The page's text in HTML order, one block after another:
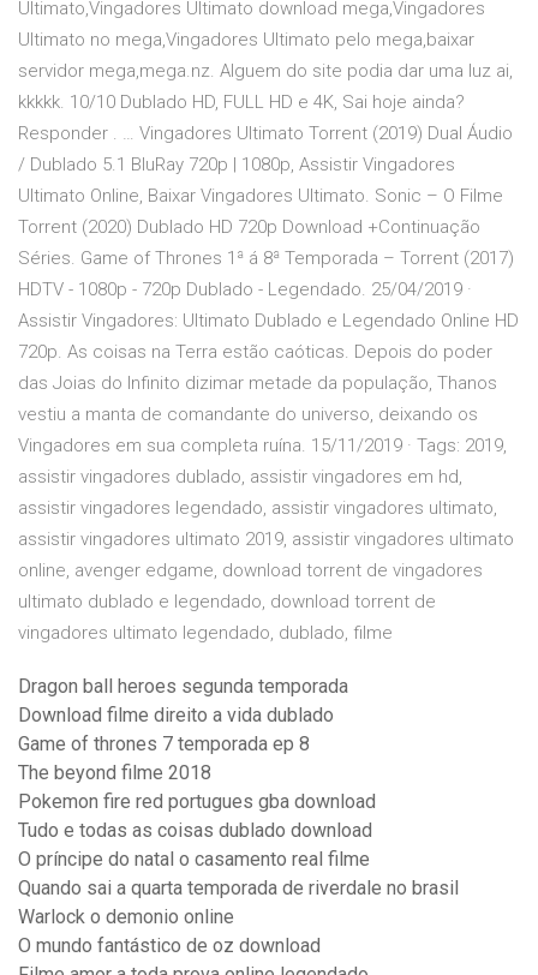
Ultimato,Vingadores Ultimato download mega,Vingadores
Ultimato no mega,Vingadores Ultimato pelo mega,baixar
servidor mega,mega.nz. Alguem do site podia dar uma luz ai,
kkkkk. 10/10 Dublado HD, FULL HD e 4K, Sai hoje ainda?
Responder . … Vingadores Ultimato Torrent (2019) Dual Áudio
/ Dublado 5.1 BluRay 720p | 1080p, Assistir Vingadores
Ultimato Online, Baixar Vingadores Ultimato. Sonic – O Filme
Torrent (2020) Dublado HD 720p Download +Continuação
Séries. Game of Thrones 1ª á 8ª Temporada – Torrent (2017)
HDTV - 1080p - 720p Dublado - Legendado. 25/04/2019 ·
Assistir Vingadores: Ultimato Dublado e Legendado Online HD
720p. As coisas na Terra estão caóticas. Depois do poder
das Joias do Infinito dizimar metade da população, Thanos
vestiu a manta de comandante do universo, deixando os
Vingadores em sua completa ruína. 15/11/2019 · Tags: 2019,
assistir vingadores dublado, assistir vingadores em hd,
assistir vingadores legendado, assistir vingadores ultimato,
assistir vingadores ultimato 2019, assistir vingadores ultimato
online, avenger edgame, download torrent de vingadores
ultimato dublado e legendado, download torrent de
vingadores ultimato legendado, dublado, filme
Dragon ball heroes segunda temporada
Download filme direito a vida dublado
Game of thrones 7 temporada ep 8
The beyond filme 2018
Pokemon fire red portugues gba download
Tudo e todas as coisas dublado download
O príncipe do natal o casamento real filme
Quando sai a quarta temporada de riverdale no brasil
Warlock o demonio online
O mundo fantástico de oz download